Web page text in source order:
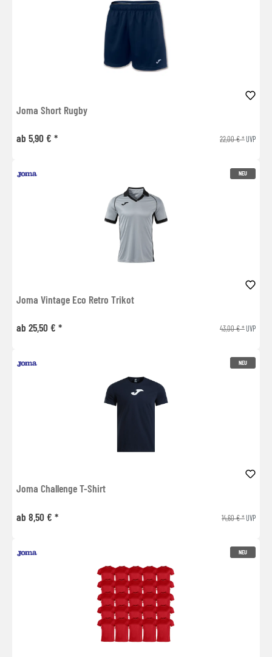
Joma Short Rugby
ab 5,90 € * 22,00 € *UVP
NEU
Joma Vintage Eco Retro Trikot
ab 25,50 € * 43,00 € *UVP
NEU
Joma Challenge T-Shirt
ab 8,50 € * 14,60 € *UVP
NEU